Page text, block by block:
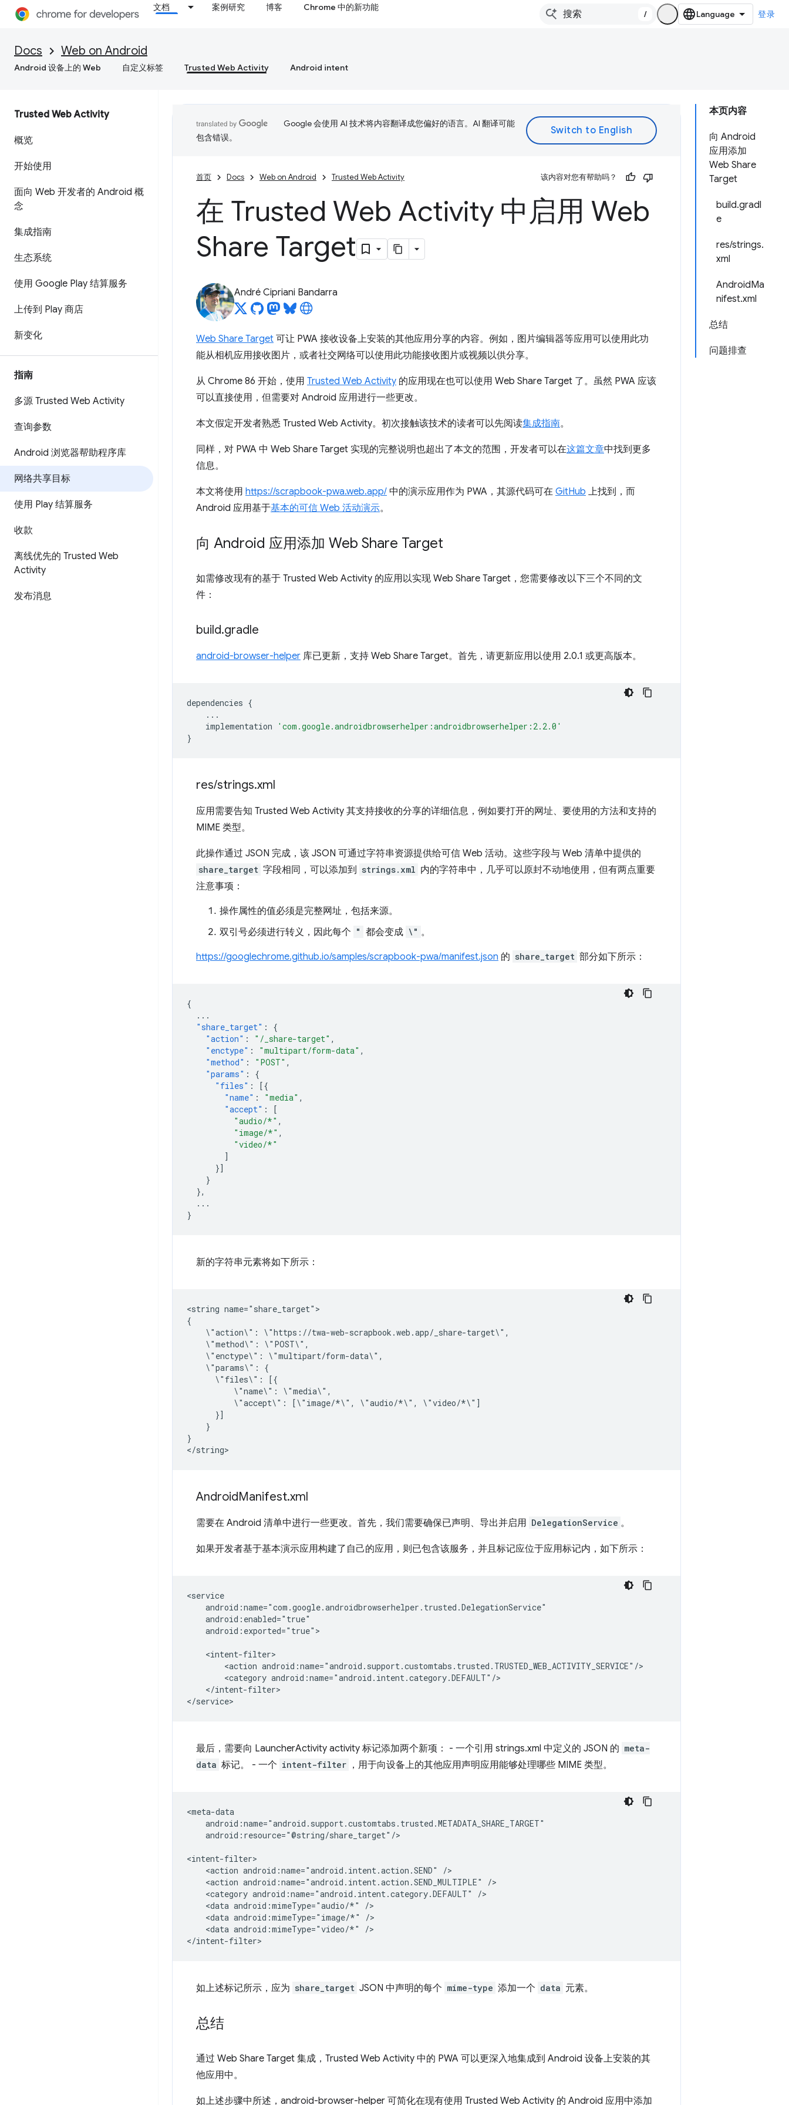
文档 案例研究 博客 Chrome 中的新功能
/ 登录
Docs Web on Android
Android 设备上的 Web 自定义标签 Trusted Web Activity Android intent
Trusted Web Activity
概览
开始使用
面向 Web 开发者的 Android 概
念
集成指南
生态系统
使用 Google Play 结算服务
上传到 Play 商店
新变化
指南
多源 Trusted Web Activity
查询参数
Android 浏览器帮助程序库
网络共享目标
使用 Play 结算服务
收款
离线优先的 Trusted Web
Activity
发布消息
本页内容
向 Android
应用添加
Web Share
Target
build.gradl
e
res/strings.
xml
AndroidMa
nifest.xml
总结
问题排查
Google 会使用 AI 技术将内容翻译成您偏好的语言。AI 翻译可能
包含错误。
首页 Docs Web on Android Trusted Web Activity 该内容对您有帮助吗？
在 Trusted Web Activity 中启用 Web
Share Target
André Cipriani Bandarra
Web Share Target 可让 PWA 接收设备上安装的其他应用分享的内容。例如，图片编辑器等应用可以使用此功
能从相机应用接收图片，或者社交网络可以使用此功能接收图片或视频以供分享。
从 Chrome 86 开始，使用 Trusted Web Activity 的应用现在也可以使用 Web Share Target 了。虽然 PWA 应该
可以直接使用，但需要对 Android 应用进行一些更改。
本文假定开发者熟悉 Trusted Web Activity。初次接触该技术的读者可以先阅读集成指南。
同样，对 PWA 中 Web Share Target 实现的完整说明也超出了本文的范围，开发者可以在这篇文章中找到更多
信息。
本文将使用 https://scrapbook-pwa.web.app/ 中的演示应用作为 PWA，其源代码可在 GitHub 上找到，而
Android 应用基于基本的可信 Web 活动演示。
向 Android 应用添加 Web Share Target
如需修改现有的基于 Trusted Web Activity 的应用以实现 Web Share Target，您需要修改以下三个不同的文
件：
build.gradle
android-browser-helper 库已更新，支持 Web Share Target。首先，请更新应用以使用 2.0.1 或更高版本。
dependencies {
...
implementation
'com.google.androidbrowserhelper:androidbrowserhelper:2.2.0'
}
res/strings.xml
应用需要告知 Trusted Web Activity 其支持接收的分享的详细信息，例如要打开的网址、要使用的方法和支持的
MIME 类型。
此操作通过 JSON 完成，该 JSON 可通过字符串资源提供给可信 Web 活动。这些字段与 Web 清单中提供的
share_target 字段相同，可以添加到 strings.xml 内的字符串中，几乎可以原封不动地使用，但有两点重要
注意事项：
操作属性的值必须是完整网址，包括来源。
双引号必须进行转义，因此每个 " 都会变成 \" 。
https://googlechrome.github.io/samples/scrapbook-pwa/manifest.json 的 share_target 部分如下所示：
{
...
"share_target" :
{
"action" : "/_share-target" ,
"enctype" : "multipart/form-data" ,
"method" : "POST" ,
"params" :
{
"files" :
[{
"name" : "media" ,
"accept" :
[
"audio/*" ,
"image/*" ,
"video/*"
]
}]
}
},
...
}
新的字符串元素将如下所示：
<string name="share_target">
\"action\":
\"method\":
\"enctype\":
\"params\":
\"files\":
\"name\":
\"accept\":
[\"image/*\", \"audio/*\",
}
}
AndroidManifest.xml
需要在 Android 清单中进行一些更改。首先，我们需要确保已声明、导出并启用 DelegationService 。
如果开发者基于基本演示应用构建了自己的应用，则已包含该服务，并且标记应位于应用标记内，如下所示：
android:exported="true">
<action
<category
</intent-filter>
最后，需要向 LauncherActivity activity 标记添加两个新项： - 一个引用 strings.xml 中定义的 JSON 的 meta-
data 标记。 - 一个 intent-filter ，用于向设备上的其他应用声明应用能够处理哪些 MIME 类型。
android:resource="@string/share_target"/>
<action android:name="android.intent.action.SEND"
<action android:name="android.intent.action.SEND_MULTIPLE"
<category android:name="android.intent.category.DEFAULT"
<data android:mimeType="audio/*"
<data android:mimeType="image/*"
<data android:mimeType="video/*"
/>
如上述标记所示，应为 share_target JSON 中声明的每个 mime-type 添加一个 data 元素。
总结
通过 Web Share Target 集成，Trusted Web Activity 中的 PWA 可以更深入地集成到 Android 设备上安装的其
他应用中。
如上述步骤中所述，android-browser-helper 可简化在现有使用 Trusted Web Activity 的 Android 应用中添加